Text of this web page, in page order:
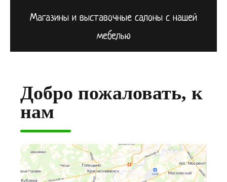
Магазины и выставочные салоны с нашей
мебелью
Добро пожаловать, к
нам